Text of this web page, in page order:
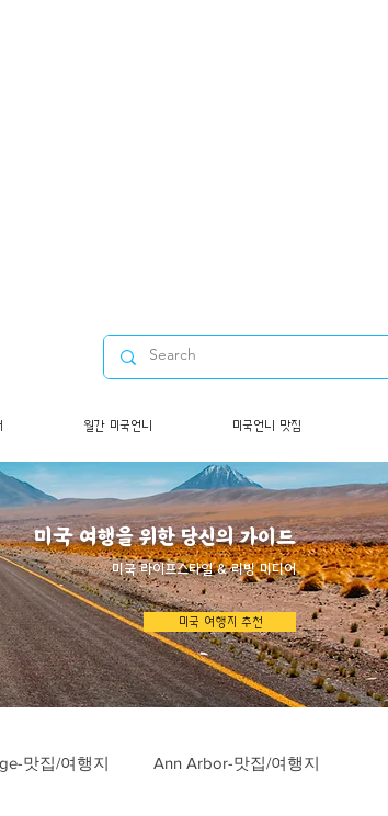
미국 여행을 위한 당신의 가이드
​미국 라이프스타일 & 리빙 미디어
미국 여행지 추천
맛집/여행지 Ann Arbor-맛집/여행지
월간 미국언니 미국언니 맛집